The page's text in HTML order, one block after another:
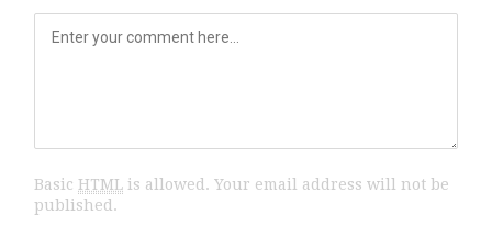
BasicHTML is allowed. Your email address will not be
published.